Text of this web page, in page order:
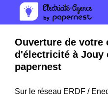
Ouverture de votre
d'électricité à Jouy
papernest
Sur le réseau ERDF /